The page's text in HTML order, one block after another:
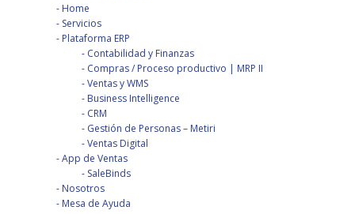
Home
Servicios
Plataforma ERP
Contabilidad y Finanzas
Compras / Proceso productivo | MRP II
Ventas y WMS
Business Intelligence
CRM
Gestión de Personas – Metiri
Ventas Digital
App de Ventas
SaleBinds
Nosotros
Mesa de Ayuda